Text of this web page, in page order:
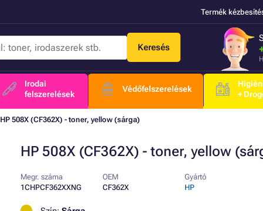
Termék
Keresés
Irodai
felszerelések
Védőfelszerelések
+
HP 508X (CF362X) - toner, yellow (sárga)
HP 508X (CF362X) - toner, yellow
Megr. száma
1CHPCF362XXNG
OEM
CF362X
Gyártó
HP